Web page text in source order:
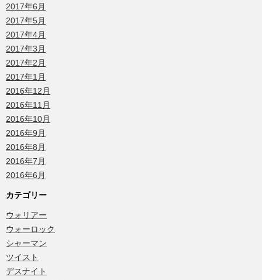
2017年6月
2017年5月
2017年4月
2017年3月
2017年2月
2017年1月
2016年12月
2016年11月
2016年10月
2016年9月
2016年8月
2016年7月
2016年6月
カテゴリー
ウォリアー
ウォーロック
シャーマン
ツイスト
デスナイト